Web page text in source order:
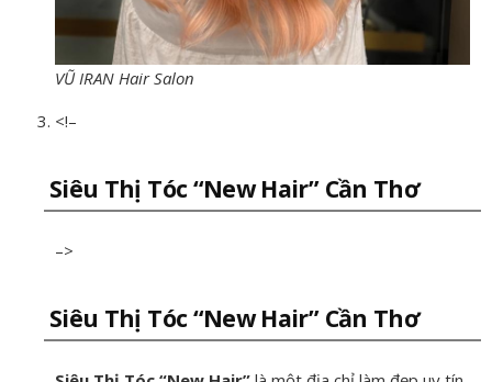
VŨ IRAN Hair Salon
<!–
Siêu Thị Tóc “New Hair” Cần Thơ
–>
Siêu Thị Tóc “New Hair” Cần Thơ